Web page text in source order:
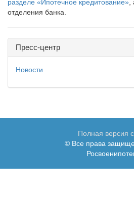
разделе «Ипотечное кредитование»
отделения банка.
Пресс-центр
Новости
Полная версия
© Все права